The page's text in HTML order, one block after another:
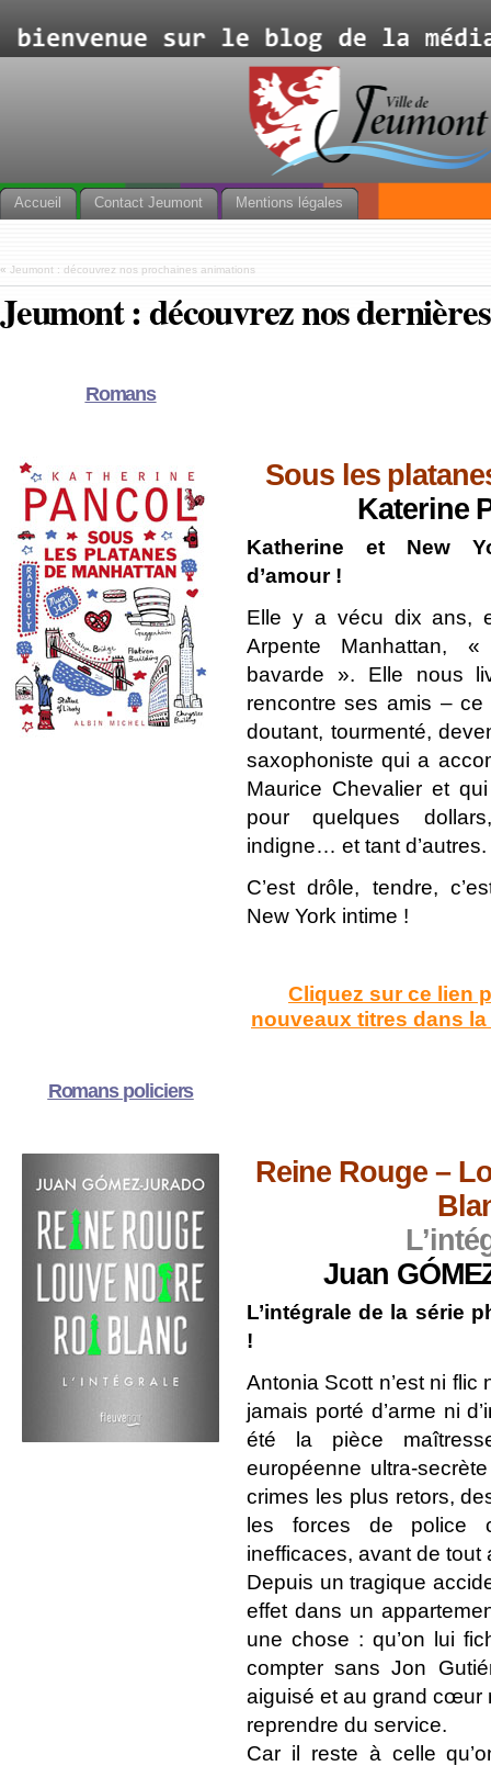
Accueil Contact Jeumont Mentions légales
« Jeumont : découvrez nos prochaines animations
Jeumont : découvrez nos
Romans
Sous les
Katerine
Katherine et New
d’amour !
Elle y a vécu dix ans,
Arpente Manhattan, «
bavarde ». Elle nous
rencontre ses amis – ce
doutant, tourmenté,
saxophoniste qui a
Maurice Chevalier et
pour quelques
indigne… et tant d’autres.
C’est drôle, tendre,
New York intime !
Cliquez sur ce lien
nouveaux titres dans
Romans policiers
Reine Rouge –
Juan
L’intégrale de la série
!
Antonia Scott n’est ni flic
jamais porté d’arme ni
été la pièce
européenne ultra-
crimes les plus retors,
les forces de police
inefficaces, avant de tout
Depuis un tragique
effet dans un
une chose : qu’on lui
compter sans Jon
aiguisé et au grand cœur
reprendre du service.
Car il reste à celle